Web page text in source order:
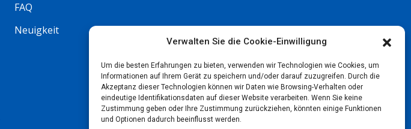
Verwalten Sie die Cookie-Einwilligung
Um die besten Erfahrungen zu bieten, verwenden wir Technologien wie Cookies, um
Informationen auf Ihrem Gerät zu speichern und/oder darauf zuzugreifen. Durch die
Akzeptanz dieser Technologien können wir Daten wie Browsing-Verhalten oder
eindeutige Identifikationsdaten auf dieser Website verarbeiten. Wenn Sie keine
Zustimmung geben oder Ihre Zustimmung zurückziehen, könnten einige Funktionen
und Optionen dadurch beeinflusst werden.
FAQ
Neuigkeit